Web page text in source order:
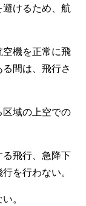
けるため、航
機を正常に飛
間は、飛行さ
域の上空での
飛行、急降下
を行わない。
。